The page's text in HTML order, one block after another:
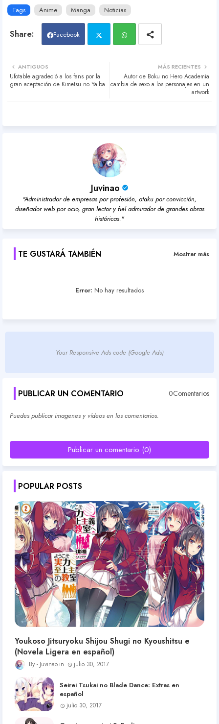
Tags Anime Manga Noticias
Facebook
ter atsa
MÁS RECIENTES
Autor de Boku no Hero Academia
cambia de sexo a los personajes en un
artwork
ANTIGUOS
Ufotable agradeció a los fans por la
gran aceptación de Kimetsu no Yaiba
Juvinao
"Administrador de empresas por profesión, otaku por convicción,
diseñador web por ocio, gran lector y fiel admirador de grandes obras
históricas."
TE GUSTARÁ TAMBIÉN Mostrar más
Error: No hay resultados
Your Responsive Ads code (Google Ads)
PUBLICAR UN COMENTARIO 0Comentarios
Puedes publicar imagenes y vídeos en los comentarios.
Publicar un comentario (0)
POPULAR POSTS
Youkoso Jitsuryoku Shijou Shugi no Kyoushitsu e
(Novela Ligera en español)
Juvinao julio 30, 2017
Seirei Tsukai no Blade Dance: Extras en
español
julio 30, 2017